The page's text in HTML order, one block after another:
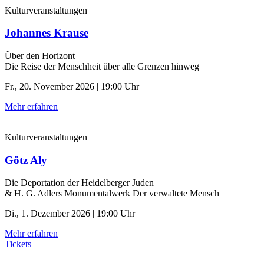
Kulturveranstaltungen
Johannes Krause
Über den Horizont
Die Reise der Menschheit über alle Grenzen hinweg
Fr., 20. November 2026 | 19:00 Uhr
Mehr erfahren
Kulturveranstaltungen
Götz Aly
Die Deportation der ­Heidelberger Juden
& H. G. Adlers Monumentalwerk Der verwaltete Mensch
Di., 1. Dezember 2026 | 19:00 Uhr
Mehr erfahren
Tickets